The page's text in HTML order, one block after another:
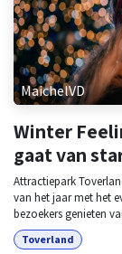
MaichelVD
Winter
gaat van
Attractiepark
van het jaar met het
bezoekers genieten
Toverland